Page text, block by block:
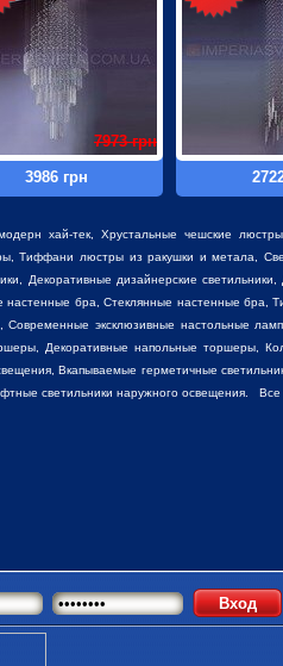
3986 грн
7973 грн
хай-тек, Хрустальные чешские
,Тиффани люстрыиз ракушки и метала,
Декоративные дизайнерские светильники
настенные бра, Стеклянные настенные
Современные эксклюзивные настольные
Декоративные напольные торшеры,
Вкапываемые герметичные
светильники наружного освещения.